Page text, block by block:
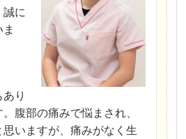
誠に
り
腹部の痛みで悩まされ、
いますが、痛みがなく生